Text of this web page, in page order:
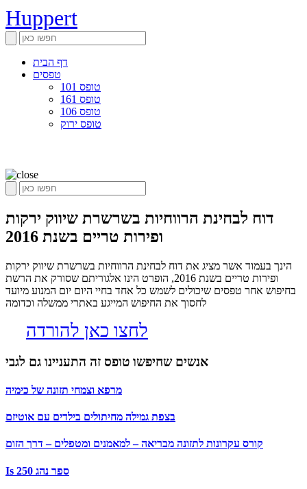
Huppert
דף הבית
טפסים
טופס 101
טופס 161
טופס 106
טופס ירוק
דוח לבחינת הרווחיות בשרשרת שיווק ירקות
ופירות טריים בשנת 2016
הינך בעמוד אשר מציג את דוח לבחינת הרווחיות בשרשרת שיווק ירקות
ופירות טריים בשנת 2016, הופרט הינו אלגוריתם שסורק את הרשת
בחיפוש אחר טפסים שיכולים לשמש כל אחד בחיי היום יום המנוע מיועד
לחסוך את החיפוש המייגע באתרי ממשלה וכדומה
לחצו כאן להורדה
אנשים שחיפשו טופס זה התעניינו גם לגבי
מרפא וצמחי תזונה של כימיה
בצפת גמילה מחיתולים בילדים עם אוטיזם
קורס עקרונות לתזונה מבריאה – למאמנים ומטפלים – דרך הזום
Is 250 ספר נהג